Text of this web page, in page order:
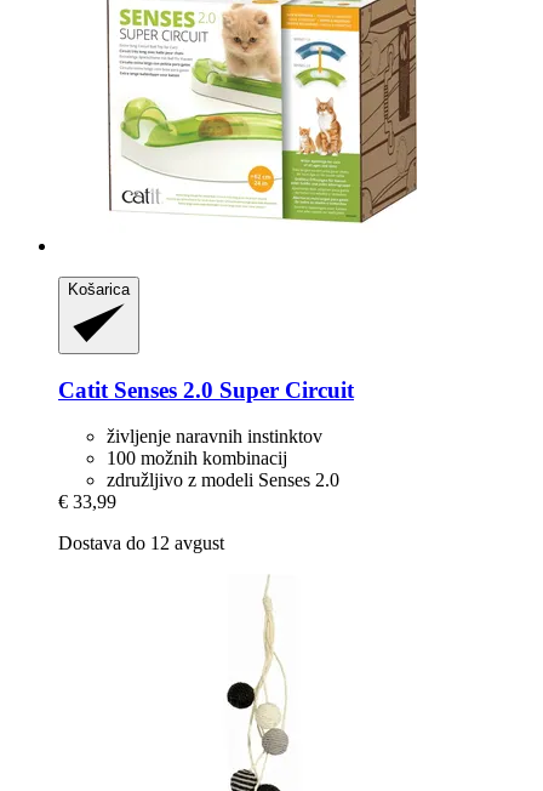
Košarica
Catit Senses 2.0 Super Circuit
življenje naravnih instinktov
100 možnih kombinacij
združljivo z modeli Senses 2.0
€ 33,99
Dostava do 12 avgust